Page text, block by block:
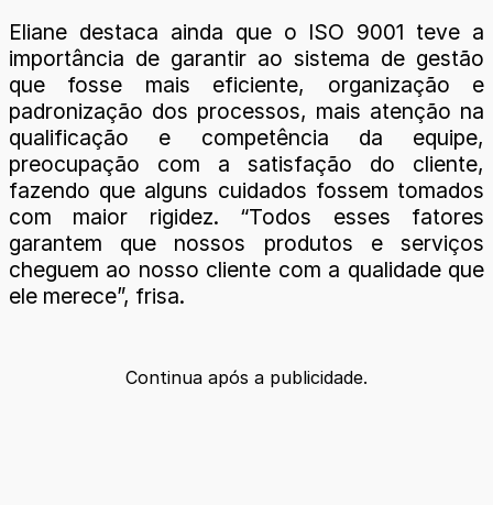
Eliane destaca ainda que o ISO 9001 teve a
importância de garantir ao sistema de gestão
que fosse mais eficiente, organização e
padronização dos processos, mais atenção na
qualificação e competência da equipe,
preocupação com a satisfação do cliente,
fazendo que alguns cuidados fossem tomados
com maior rigidez. “Todos esses fatores
garantem que nossos produtos e serviços
cheguem ao nosso cliente com a qualidade que
ele merece”, frisa.
Continua após a publicidade.